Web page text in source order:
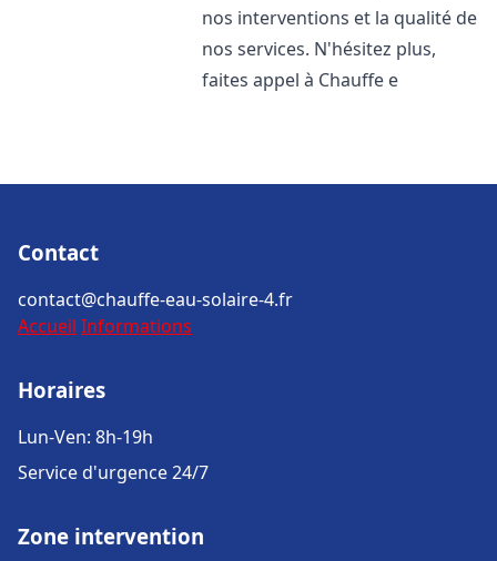
nos interventions et la qualité de
nos services. N'hésitez plus,
faites appel à Chauffe e
Contact
contact@chauffe-eau-solaire-4.fr
Accueil Informations
Horaires
Lun-Ven: 8h-19h
Service d'urgence 24/7
Zone intervention